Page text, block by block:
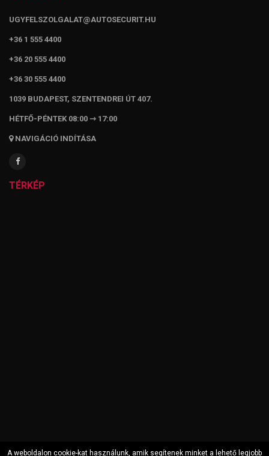
UGYFELSZOLGALAT@AUTOSECURIT.HU
+36 1 555 4400
+36 20 555 4400
+36 30 555 4400
1039 BUDAPEST, SZENTENDREI ÚT 407.
HÉTFŐ-PÉNTEK 08:00 ⇾ 17:00
NAVIGÁCIÓ INDÍTÁSA
TÉRKÉP
A weboldalon cookie-kat használunk, amik segítenek minket a lehető legjobb